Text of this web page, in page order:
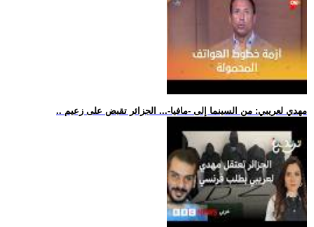
.. مهدي لعريبي: من السينما إلى -مافيا-... الجزائر تقبض على زعيم